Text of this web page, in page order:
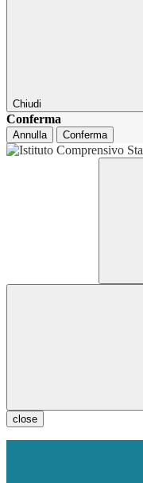
Chiudi
Conferma
Annulla Conferma
close